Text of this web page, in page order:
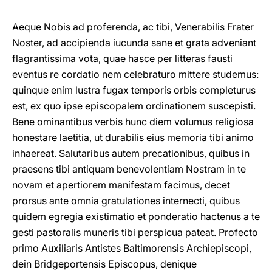
Aeque Nobis ad proferenda, ac tibi, Venerabilis Frater
Noster, ad accipienda iucunda sane et grata adveniant
flagrantissima vota, quae hasce per litteras fausti
eventus re cordatio nem celebraturo mittere studemus:
quinque enim lustra fugax temporis orbis completurus
est, ex quo ipse episcopalem ordinationem suscepisti.
Bene ominantibus verbis hunc diem volumus religiosa
honestare laetitia, ut durabilis eius memoria tibi animo
inhaereat. Salutaribus autem precationibus, quibus in
praesens tibi antiquam benevolentiam Nostram in te
novam et apertiorem manifestam facimus, decet
prorsus ante omnia gratulationes internecti, quibus
quidem egregia existimatio et ponderatio hactenus a te
gesti pastoralis muneris tibi perspicua pateat. Profecto
primo Auxiliaris Antistes Baltimorensis Archiepiscopi,
dein Bridgeportensis Episcopus, denique